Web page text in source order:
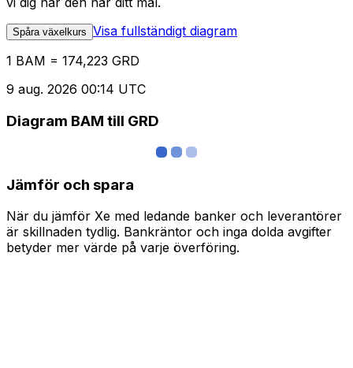
Spåra växelkurs Visa fullständigt diagram
1 BAM = 174,223 GRD
9 aug. 2026 00:14 UTC
Diagram BAM till GRD
Jämför och spara
När du jämför Xe med ledande banker och leverantörer
är skillnaden tydlig. Bankräntor och inga dolda avgifter
betyder mer värde på varje överföring.